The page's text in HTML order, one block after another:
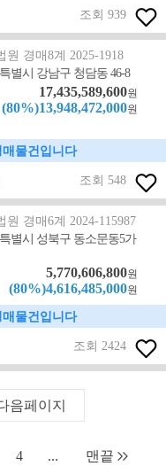
조회 939
원 경매8계 2025-1918
별시 강남구 청담동 46-8
17,435,589,600원
(80%)13,948,472,000원
물건입니다
조회 548
원 경매6계 2024-115987
별시 성북구 동소문동5가
5,770,606,800원
(80%)4,616,485,000원
물건입니다
조회 2424
음페이지
4 ... 맨끝